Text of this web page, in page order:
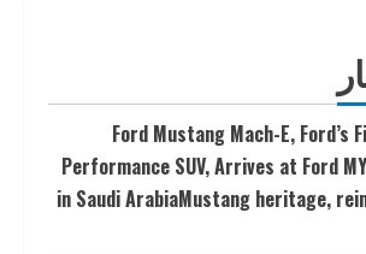
Ford Mustang Mach-E,
Performance SUV, Arrives at Ford
in Saudi ArabiaMustang heritage,